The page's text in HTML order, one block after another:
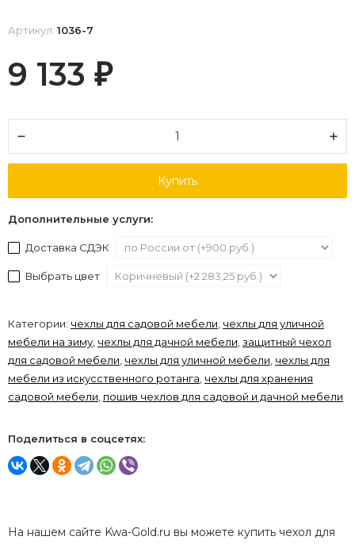
Артикул: 1036-7
9 133 ₽
Купить
Дополнительные услуги:
Доставка СДЭК
Выбрать цвет
Категории: чехлы для садовой мебели, чехлы для уличной
мебели на зиму, чехлы для дачной мебели,защитный чехол
для садовой мебели, чехлы для уличной мебели, чехлы для
мебели из искусственного ротанга, чехлы для хранения
садовой мебели, пошив чехлов для садовой и дачной мебели
Поделиться в соцсетях:
На нашем сайте Kwa-Gold.ru вы можете купить чехол для